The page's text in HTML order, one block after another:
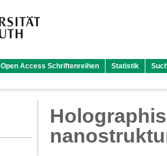
Open Access Schriftenreihen Statistik